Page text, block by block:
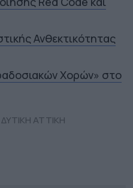
Ανθεκτικότητας
Χορών» στο
ΔΥΤΙΚΗ ΑΤΤΙΚΗ